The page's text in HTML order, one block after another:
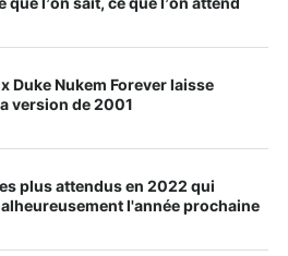
que l’on sait, ce que l’on attend
Duke Nukem Forever laisse
version de 2001
plus attendus en 2022 qui
l'année prochaine